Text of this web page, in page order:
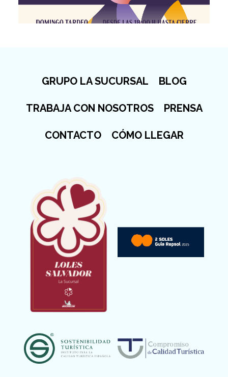
GRUPO LA SUCURSAL BLOG
TRABAJA CON NOSOTROS PRENSA
CONTACTO CÓMO LLEGAR